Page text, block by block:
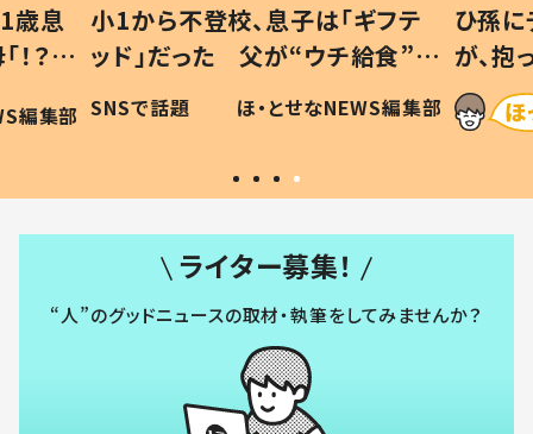
歳息
？」
編集部
小1から不登校、息子は「ギフテ
ッド」だった 父が“ウチ給食”を
作り続ける理由とは #令和の親
#令和の子
SNSで話題 ほ・とせなNEWS編集部
ひ孫
が、
「涙が
い」
ライター募集！
“人”のグッドニュースの取材・執筆をしてみませんか？